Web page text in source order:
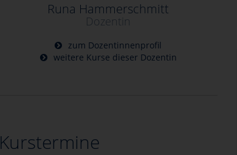
Runa Hammerschmitt
Dozentin
zum Dozentinnenprofil
weitere Kurse dieser Dozentin
Kurstermine